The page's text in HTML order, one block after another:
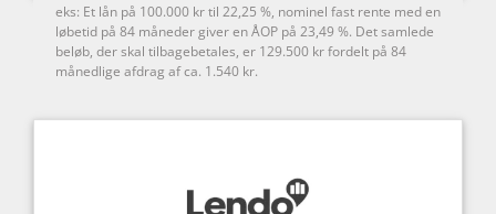
eks: Et lån på 100.000 kr til 22,25 %, nominel fast rente med en
løbetid på 84 måneder giver en ÅOP på 23,49 %. Det samlede
beløb, der skal tilbagebetales, er 129.500 kr fordelt på 84
månedlige afdrag af ca. 1.540 kr.